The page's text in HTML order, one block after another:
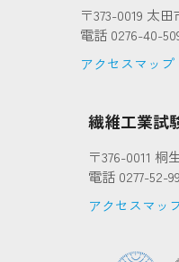
〒373-0019 太
電話 0276-40-
アクセスマップ
繊維工業試
〒376-0011 桐
電話 0277-52-
アクセスマッ